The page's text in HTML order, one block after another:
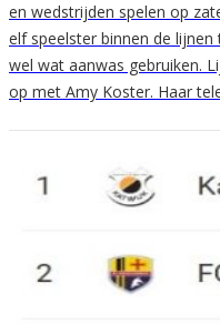
en wedstrijden spelen op
elf speelster binnen de
wel wat aanwas gebruiken.
op met Amy Koster. Haar